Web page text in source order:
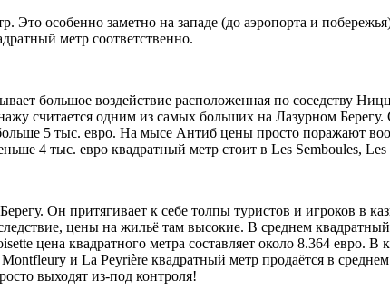
особенно заметно на западе (до аэропорта и
метр соответственно.
большое воздействие расположенная по соседству
считается одним из самых больших на Лазурном
5 тыс. евро. На мысе Антиб цены просто поражают
4 тыс. евро квадратный метр стоит в Les Semboules,
Он притягивает к себе толпы туристов и игроков в
цены на жильё там высокие. В среднем
цена квадратного метра составляет около 8.364 евро.
и La Peyrière квадратный метр продаётся в
выходят из-под контроля!